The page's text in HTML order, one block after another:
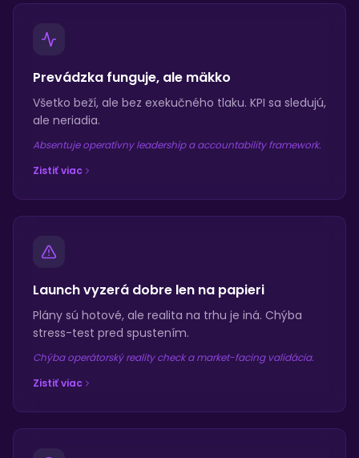
Prevádzka funguje, ale mäkko
Všetko beží, ale bez exekučného tlaku. KPI sa sledujú,
ale neriadia.
Absentuje operatívny leadership a accountability framework.
Zistiť viac
Launch vyzerá dobre len na papieri
Plány sú hotové, ale realita na trhu je iná. Chýba
stress-test pred spustením.
Chýba operátorský reality check a market-facing validácia.
Zistiť viac